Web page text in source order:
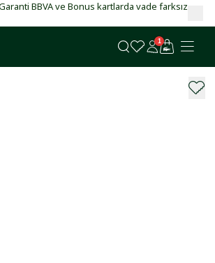
ve Bonus kartlarda vade farksız 4 taksit!
1